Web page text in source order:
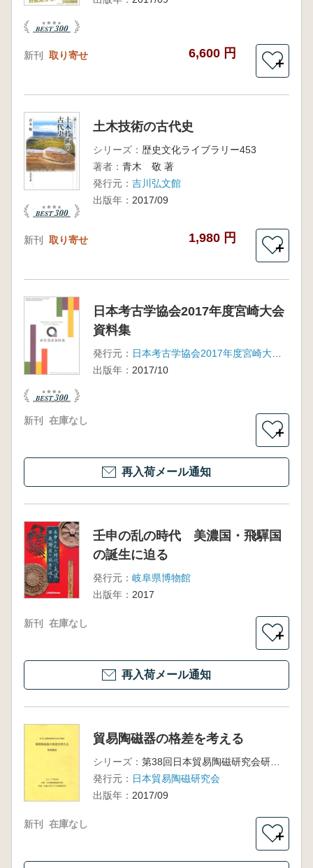
新刊 取り寄せ 6,600 円
＋
土木技術の古代史
シリーズ： 歴史文化ライブラリー453
著者： 青木 敬 著
発行元： 吉川弘文館
出版年： 2017/09
新刊 取り寄せ 1,980 円
＋
日本考古学協会2017年度宮崎大会
資料集
発行元：
日本考古学協会2017年度宮崎大会実行委員会
出版年： 2017/10
新刊 在庫なし
＋
再入荷メール通知
壬申の乱の時代 美濃国・飛驒国
の誕生に迫る
発行元： 岐阜県博物館
出版年： 2017
新刊 在庫なし
＋
再入荷メール通知
貿易陶磁器の格差を考える
シリーズ：
第38回日本貿易陶磁研究会研究集会資料集
発行元： 日本貿易陶磁研究会
出版年： 2017/09
新刊 在庫なし
＋